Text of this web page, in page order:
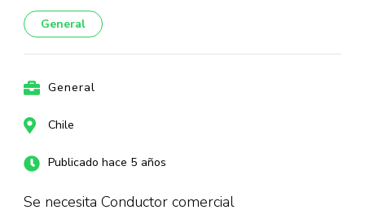
General
General
Chile
Publicado hace 5 años
Se necesita Conductor comercial